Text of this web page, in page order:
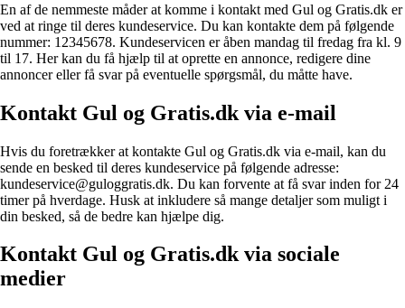
En af de nemmeste måder at komme i kontakt med Gul og Gratis.dk er
ved at ringe til deres kundeservice. Du kan kontakte dem på følgende
nummer: 12345678. Kundeservicen er åben mandag til fredag fra kl. 9
til 17. Her kan du få hjælp til at oprette en annonce, redigere dine
annoncer eller få svar på eventuelle spørgsmål, du måtte have.
Kontakt Gul og Gratis.dk via e-mail
Hvis du foretrækker at kontakte Gul og Gratis.dk via e-mail, kan du
sende en besked til deres kundeservice på følgende adresse:
kundeservice@guloggratis.dk. Du kan forvente at få svar inden for 24
timer på hverdage. Husk at inkludere så mange detaljer som muligt i
din besked, så de bedre kan hjælpe dig.
Kontakt Gul og Gratis.dk via sociale
medier